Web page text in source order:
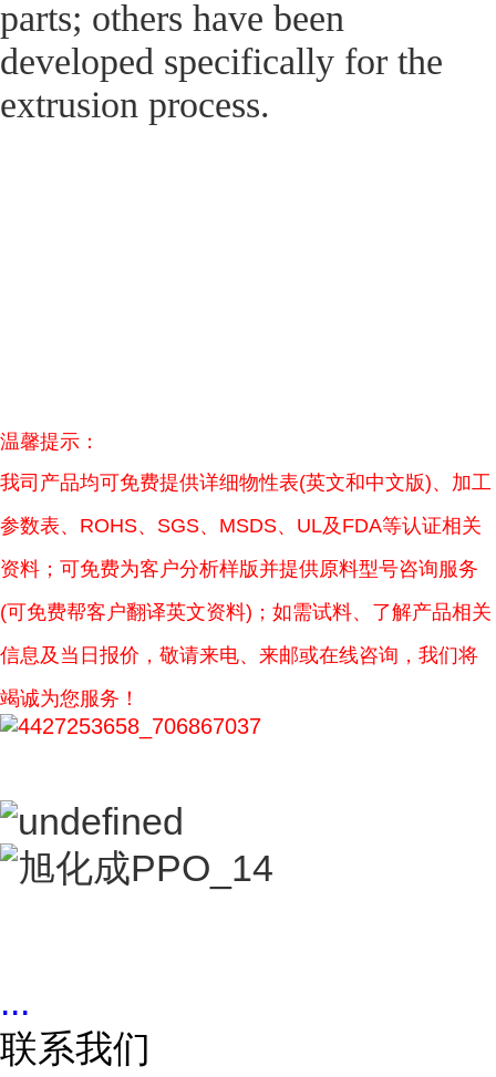
parts; others have been
developed specifically for the
extrusion process.
温馨提示：
我司产品均可免费提供详细物性表(英文和中文版)、加工
参数表、ROHS、SGS、MSDS、UL及FDA等认证相关
资料；可免费为客户分析样版并提供原料型号咨询服务
(可免费帮客户翻译英文资料)；如需试料、了解产品相关
信息及当日报价，敬请来电、来邮或在线咨询，我们将
竭诚为您服务！
...
联系我们